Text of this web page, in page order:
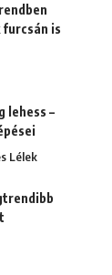
furcsán is
lehess –
Lélek